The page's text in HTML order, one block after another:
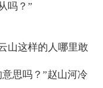
吗？”
这样的人哪里敢
思吗？”赵山河冷